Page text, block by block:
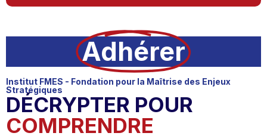
Adhérer
Institut FMES - Fondation pour la Maîtrise des Enjeux
Stratégiques
DÉCRYPTER POUR
COMPRENDRE